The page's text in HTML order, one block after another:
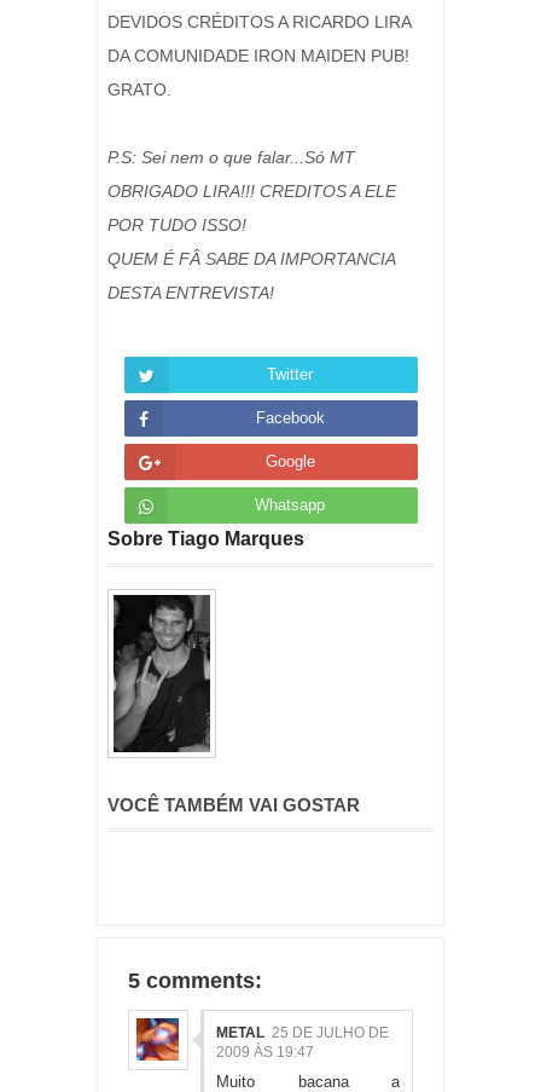
DEVIDOS CRÉDITOS A RICARDO LIRA
DA COMUNIDADE IRON MAIDEN PUB!
GRATO.
P.S: Sei nem o que falar...Só MT
OBRIGADO LIRA!!! CREDITOS A ELE
POR TUDO ISSO!
QUEM É FÂ SABE DA IMPORTANCIA
DESTA ENTREVISTA!
Twitter
Facebook
Google
Whatsapp
Sobre Tiago Marques
VOCÊ TAMBÉM VAI GOSTAR
5 comments:
METAL 25 DE JULHO DE
2009 ÀS 19:47
Muito bacana a